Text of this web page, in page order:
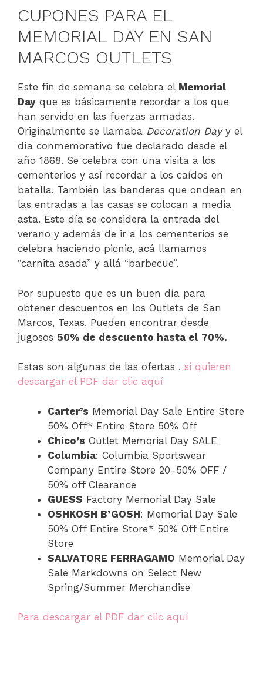
CUPONES PARA EL
MEMORIAL DAY EN SAN
MARCOS OUTLETS
Este fin de semana se celebra el Memorial
Day que es básicamente recordar a los que
han servido en las fuerzas armadas.
Originalmente se llamaba Decoration Dayy el
día conmemorativo fue declarado desde el
año 1868. Se celebra con una visita a los
cementerios y así recordar a los caídos en
batalla. También las banderas que ondean en
las entradas a las casas se colocan a media
asta. Este día se considera la entrada del
verano y además de ir a los cementerios se
celebra haciendo picnic, acá llamamos
“carnita asada” y allá “barbecue”.
Por supuesto que es un buen día para
obtener descuentos en los Outlets de San
Marcos, Texas. Pueden encontrar desde
jugosos 50% de descuento hasta el 70%.
Estas son algunas de las ofertas , si quieren
descargar el PDF dar clic aquí
Carter’s Memorial Day Sale Entire Store
50% Off* Entire Store 50% Off
Chico’s Outlet Memorial Day SALE
Columbia: Columbia Sportswear
Company Entire Store 20-50% OFF /
50% off Clearance
GUESS Factory Memorial Day Sale
OSHKOSH B’GOSH: Memorial Day Sale
50% Off Entire Store* 50% Off Entire
Store
SALVATORE FERRAGAMO Memorial Day
Sale Markdowns on Select New
Spring/Summer Merchandise
Para descargar el PDF dar clic aquí